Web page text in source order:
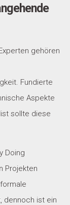
gehören
Fundierte
Aspekte
sollte diese
Doing
Projekten
dennoch ist ein